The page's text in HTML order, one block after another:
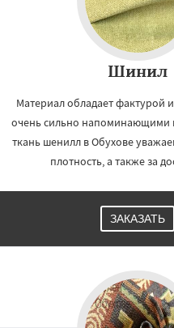
Шинил
Материал обладает фактурой
очень сильно напоминающими
ткань шенилл в Обухове
плотность, а также за
ЗАКАЗАТЬ